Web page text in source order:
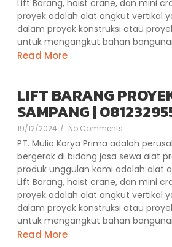
Lift Barang, hoist crane, dan mini
proyek adalah alat angkut vertikal
dalam proyek konstruksi atau
untuk mengangkut bahan
Read More
LIFT BARANG
SAMPANG |
19/12/2024 / No Comments
PT. Mulia Karya Prima adalah
bergerak di bidang jasa sewa alat
produk unggulan kami adalah alat
Lift Barang, hoist crane, dan mini
proyek adalah alat angkut vertikal
dalam proyek konstruksi atau
untuk mengangkut bahan
Read More